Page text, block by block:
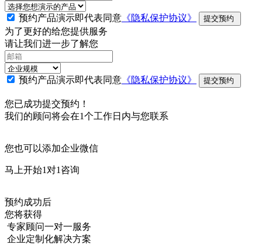
预约产品演示即代表同意 《隐私保护协议》 提交预约
为了更好的给您提供服务
请让我们进一步了解您
预约产品演示即代表同意 《隐私保护协议》 提交预约
您已成功提交预约！
我们的顾问将会在1个工作日内与您联系
您也可以添加企业微信
马上开始1对1咨询
预约成功后
您将获得
专家顾问一对一服务
企业定制化解决方案